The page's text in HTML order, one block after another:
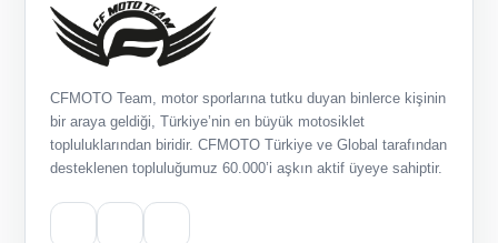
CFMOTO Team, motor sporlarına tutku duyan binlerce kişinin
bir araya geldiği, Türkiye’nin en büyük motosiklet
topluluklarından biridir. CFMOTO Türkiye ve Global tarafından
desteklenen topluluğumuz 60.000’i aşkın aktif üyeye sahiptir.